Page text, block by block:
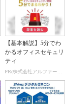
【基本解説】5分でわ
かるオフィスセキュリ
ティ
PR(株式会社アルファーテクノ)